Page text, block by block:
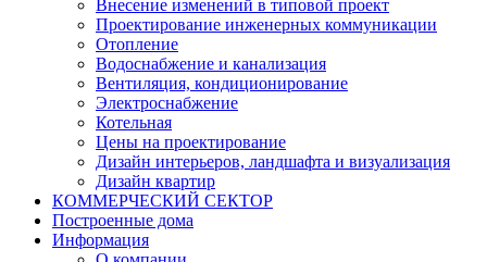
Внесение изменений в типовой проект
Проектирование инженерных коммуникации
Отопление
Водоснабжение и канализация
Вентиляция, кондиционирование
Электроснабжение
Котельная
Цены на проектирование
Дизайн интерьеров, ландшафта и визуализация
Дизайн квартир
КОММЕРЧЕСКИЙ СЕКТОР
Построенные дома
Информация